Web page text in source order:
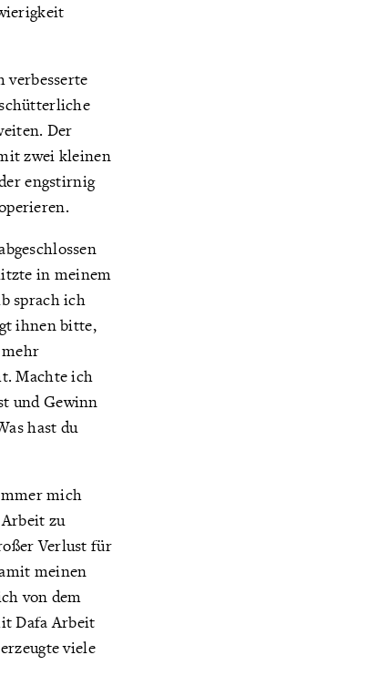
Der
zwei kleinen
engstirnig
in meinem
sprach ich
ihnen bitte,
mehr
Machte ich
und Gewinn
hast du
mich
zu
Verlust für
meinen
von dem
Dafa Arbeit
viele